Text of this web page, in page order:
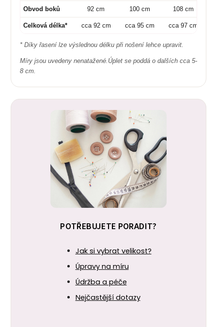
Obvod boků 92 cm 100 cm 108 cm
Celková délka* cca 92 cm cca 95 cm cca 97 cm
* Díky řasení lze výslednou délku při nošení lehce upravit.
Míry jsou uvedeny nenatažené.Úplet se poddá o dalších cca 5-
8 cm.
POTŘEBUJETE PORADIT?
Jak si vybrat velikost?
Úpravy na míru
Údržba a péče
Nejčastější dotazy